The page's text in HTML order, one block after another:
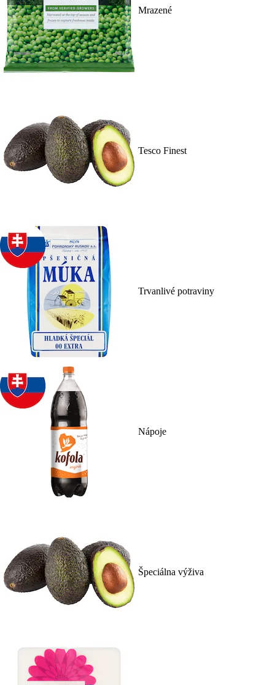
Mrazené
Tesco Finest
Trvanlivé potraviny
Nápoje
Špeciálna výživa